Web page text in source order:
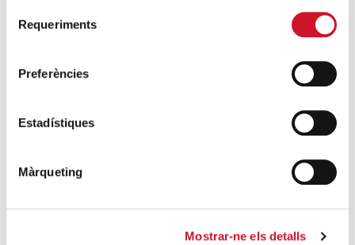
Requeriments
Preferències
Estadístiques
Màrqueting
Mostrar-ne els detalls
ENTRADES RELACIONADES
persones sense llar a Badalona han passat
SEGUEIX LLEGINT
El dret a transformar l’espai urbà
Presentació de l’Informe sobre el